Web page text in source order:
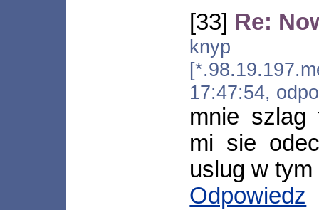
[33] Re:
knyp
17:47:54,
mnie szlag
mi sie
uslug w
Odpowiedz